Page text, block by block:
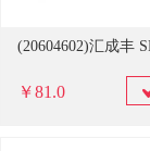
￥81.0